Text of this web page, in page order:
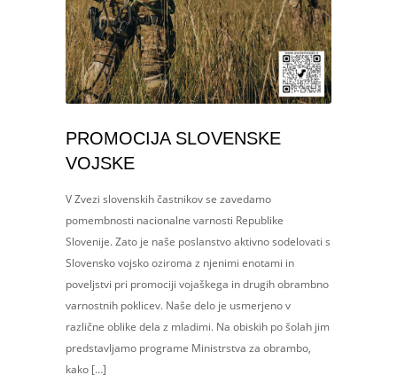
PROMOCIJA SLOVENSKE
VOJSKE
V Zvezi slovenskih častnikov se zavedamo
pomembnosti nacionalne varnosti Republike
Slovenije. Zato je naše poslanstvo aktivno sodelovati s
Slovensko vojsko oziroma z njenimi enotami in
poveljstvi pri promociji vojaškega in drugih obrambno
varnostnih poklicev. Naše delo je usmerjeno v
različne oblike dela z mladimi. Na obiskih po šolah jim
predstavljamo programe Ministrstva za obrambo,
kako […]